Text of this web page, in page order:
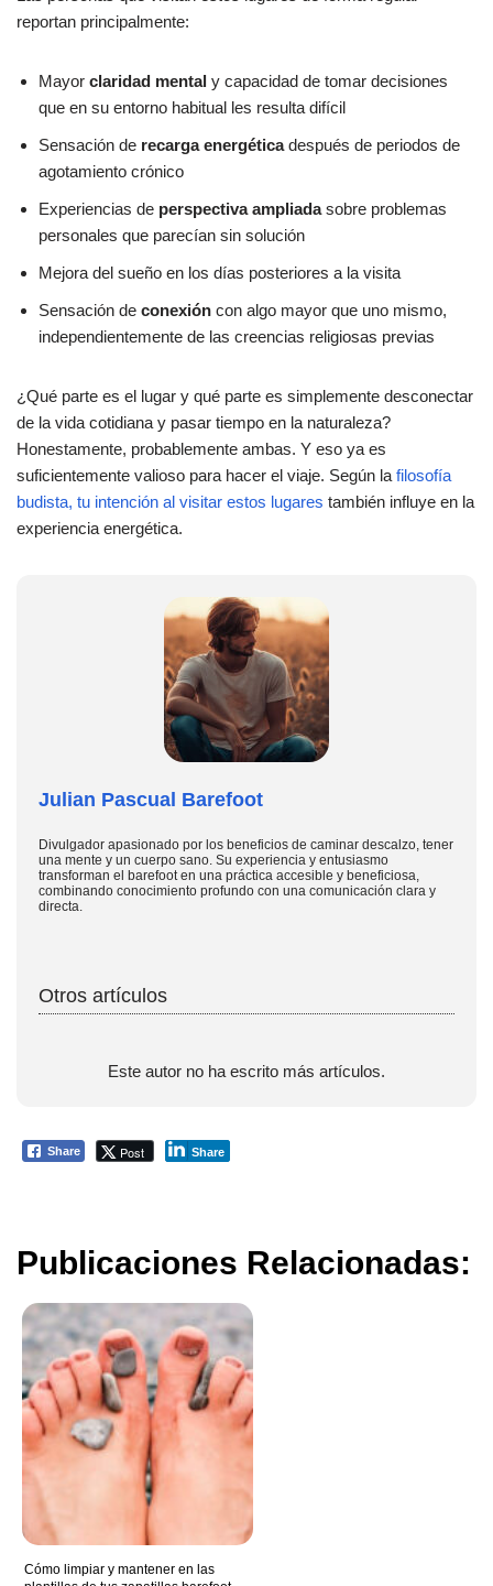
reportan principalmente:
Mayor claridad mental y capacidad de tomar decisiones
que en su entorno habitual les resulta difícil
Sensación de recarga energéticadespués de periodos de
agotamiento crónico
Experiencias de perspectiva ampliadasobre problemas
personales que parecían sin solución
Mejora del sueño en los días posteriores a la visita
Sensación de conexión con algo mayor que uno mismo,
independientemente de las creencias religiosas previas
¿Qué parte es el lugar y qué parte es simplemente desconectar
de la vida cotidiana y pasar tiempo en la naturaleza?
Honestamente, probablemente ambas. Y eso ya es
suficientemente valioso para hacer el viaje. Según la filosofía
budista, tu intención al visitar estos lugares también influye en la
experiencia energética.
Julian Pascual Barefoot
Divulgador apasionado por los beneficios de caminar descalzo, tener
una mente y un cuerpo sano. Su experiencia y entusiasmo
transforman el barefoot en una práctica accesible y beneficiosa,
combinando conocimiento profundo con una comunicación clara y
directa.
Otros artículos
Este autor no ha escrito más artículos.
Share Post Share
Publicaciones Relacionadas:
Cómo limpiar y mantener en las